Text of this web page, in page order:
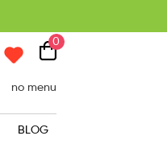
0
no menu
BLOG